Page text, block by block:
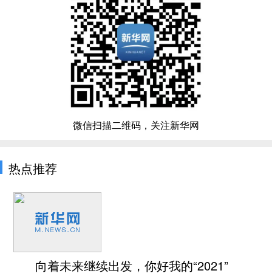
微信扫描二维码，关注新华网
热点推荐
向着未来继续出发，你好我的“2021”